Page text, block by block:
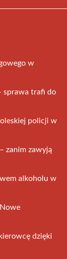
w
sprawa trafi do
oleskiej policji w
zanim zawyją
alkoholu w
dzięki